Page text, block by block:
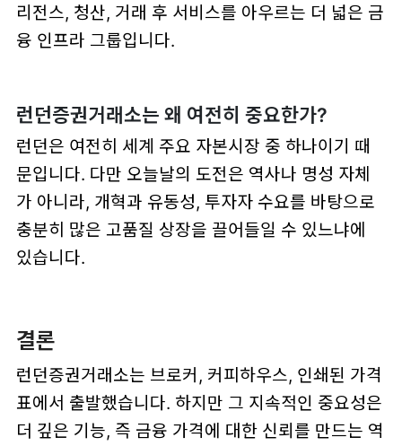
리전스, 청산, 거래 후 서비스를 아우르는 더 넓은 금
융 인프라 그룹입니다.
런던증권거래소는 왜 여전히 중요한가?
런던은 여전히 세계 주요 자본시장 중 하나이기 때
문입니다. 다만 오늘날의 도전은 역사나 명성 자체
가 아니라, 개혁과 유동성, 투자자 수요를 바탕으로
충분히 많은 고품질 상장을 끌어들일 수 있느냐에
있습니다.
결론
런던증권거래소는 브로커, 커피하우스, 인쇄된 가격
표에서 출발했습니다. 하지만 그 지속적인 중요성은
더 깊은 기능, 즉 금융 가격에 대한 신뢰를 만드는 역